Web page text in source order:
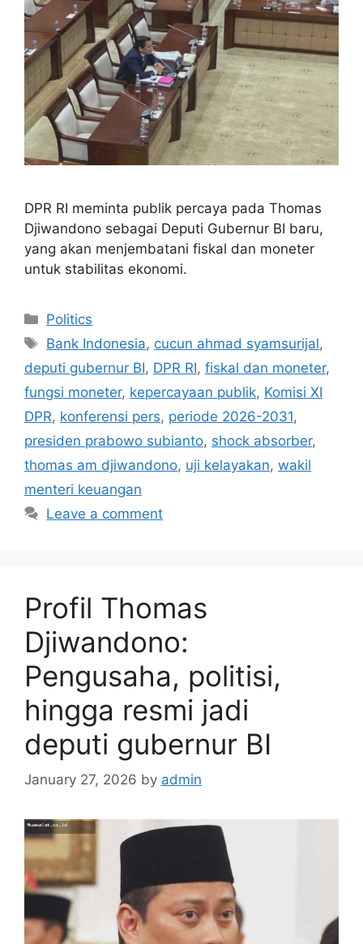
DPR RI meminta publik percaya pada Thomas
Djiwandono sebagai Deputi Gubernur BI baru,
yang akan menjembatani fiskal dan moneter
untuk stabilitas ekonomi.
Categories
Politics
Tags
Bank Indonesia, cucun ahmad syamsurijal,
deputi gubernur BI, DPR RI, fiskal dan moneter,
fungsi moneter, kepercayaan publik, Komisi XI
DPR, konferensi pers, periode 2026-2031,
presiden prabowo subianto, shock absorber,
thomas am djiwandono, uji kelayakan, wakil
menteri keuangan
Leave a comment
Profil Thomas
Djiwandono:
Pengusaha, politisi,
hingga resmi jadi
deputi gubernur BI
January 27, 2026 by admin